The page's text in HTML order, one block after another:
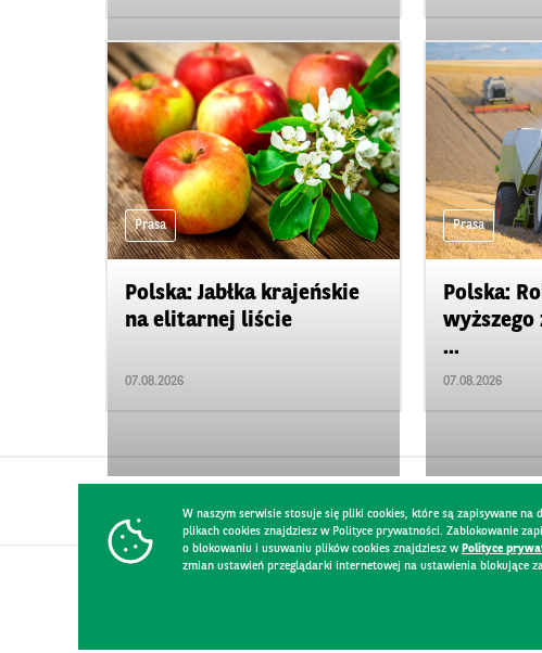
Prasa
Polska: Jabłka krajeńskie
na elitarnej liście
07.08.2026
Prasa
Polska:
...
07.08.2026
W naszym serwisie stosuje się pliki cookies, które są zapisywane
plikach cookies znajdziesz w Polityce prywatności. Zablokowanie
o blokowaniu i usuwaniu plików cookies znajdziesz w Polityce
zmian ustawień przeglądarki internetowej na ustawienia blokujące